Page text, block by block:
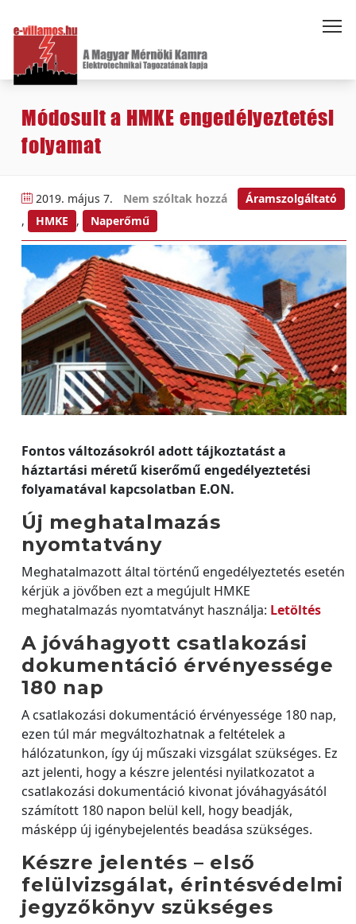
Módosult a HMKE engedélyeztetési
folyamat
2019. május 7. Nem szóltak hozzá
Áramszolgáltató
,
HMKE , Naperőmű
Fontos változásokról adott tájkoztatást a
háztartási méretű kiserőmű engedélyeztetési
folyamatával kapcsolatban E.ON.
Új meghatalmazás
nyomtatvány
Meghatalmazott által történű engedélyeztetés esetén
kérjük a jövőben ezt a megújult HMKE
meghatalmazás nyomtatványt használja: Letöltés
A jóváhagyott csatlakozási
dokumentáció érvényessége
180 nap
A csatlakozási dokumentáció érvényessége 180 nap,
ezen túl már megváltozhatnak a feltételek a
hálózatunkon, így új műszaki vizsgálat szükséges. Ez
azt jelenti, hogy a készre jelentési nyilatkozatot a
csatlakozási dokumentáció kivonat jóváhagyásától
számított 180 napon belül kell, hogy beadják,
másképp új igénybejelentés beadása szükséges.
Készre jelentés – első
felülvizsgálat, érintésvédelmi
jegyzőkönyv szükséges